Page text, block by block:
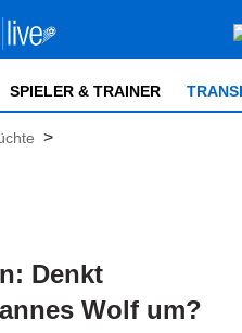
SPIELER & TRAINER
>
Denkt
Wolf um?